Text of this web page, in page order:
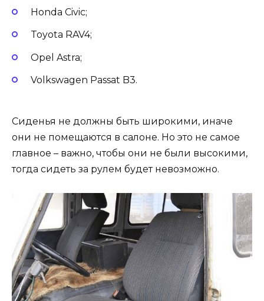
Honda Civic;
Toyota RAV4;
Opel Astra;
Volkswagen Passat B3.
Сиденья не должны быть широкими, иначе
они не помещаются в салоне. Но это не самое
главное – важно, чтобы они не были высокими,
тогда сидеть за рулем будет невозможно.